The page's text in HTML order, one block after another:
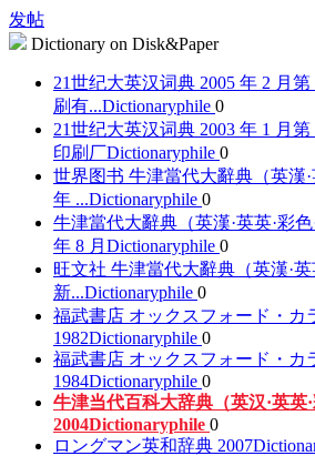
发帖
Dictionary on Disk&Paper
21世纪大英汉词典 2005 年 2 月
刷有...Dictionaryphile 0
21世纪大英汉词典 2003 年 1 月
印刷厂Dictionaryphile 0
世界图书 牛津當代大辭典（英漢·
年 ...Dictionaryphile 0
牛津當代大辭典（英漢·英英·彩
年 8 月 Dictionaryphile 0
旺文社 牛津當代大辭典（英漢·英
新...Dictionaryphile 0
福武書店 オックスフォード・カ
1982Dictionaryphile 0
福武書店 オックスフォード・カ
1984Dictionaryphile 0
牛津当代百科大辞典（英汉·英英·
2004Dictionaryphile 0
ロングマン英和辞典 2007